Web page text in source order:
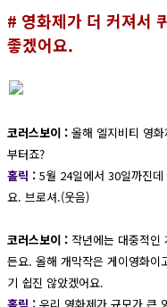
# 영화제가 더 커져서
좋겠어요.
코러스보이 : 올해 엘지비티 영
부터죠?
홀릭 : 5월 24일에서 30일까진
요. 브로셔.(웃음)
코러스보이 : 작년에는 대중적인
든요. 올해 개막작은 게이영화이
기 쉽진 않았겠어요.